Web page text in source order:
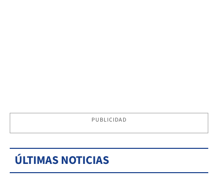
PUBLICIDAD
ÚLTIMAS NOTICIAS